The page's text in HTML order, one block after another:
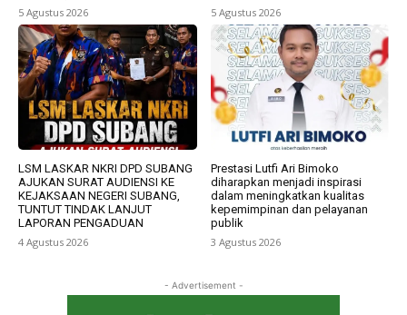
5 Agustus 2026
5 Agustus 2026
LSM LASKAR NKRI DPD SUBANG
AJUKAN SURAT AUDIENSI KE
KEJAKSAAN NEGERI SUBANG,
TUNTUT TINDAK LANJUT
LAPORAN PENGADUAN
4 Agustus 2026
Prestasi Lutfi Ari Bimoko
diharapkan menjadi inspirasi
dalam meningkatkan kualitas
kepemimpinan dan pelayanan
publik
3 Agustus 2026
- Advertisement -